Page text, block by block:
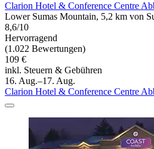
Clarion Hotel & Conference Centre
Lower Sumas Mountain, 5,2 km von
8,6/10
Hervorragend
(1.022 Bewertungen)
109 €
inkl. Steuern & Gebühren
16. Aug.–17. Aug.
Clarion Hotel & Conference Centre